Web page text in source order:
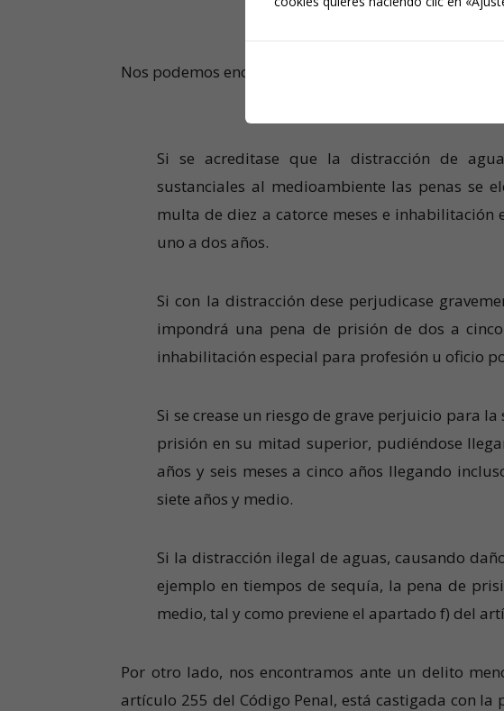
Nos podemos encontrar, por tanto, ante varios
Si se acreditase que la distracción de
sustanciales al medioambiente las penas se
multa de diez a catorce meses e
uno a dos años.
Si con la distracción dese perjudicase
impondrá una pena de prisión de dos a
inhabilitación especial para profesión u oficio
Si se crease un riesgo de grave perjuicio para
prisión en su mitad superior, pudiéndose
años y seis meses a cinco años llegando
siete años y medio.
Si la distracción ilegal de aguas, causando
ejemplo en tiempos de sequía, la pena de
medio, tal y como previene el apartado f) del
Por otro lado, nos encontramos ante un delito
artículo 255 del Código Penal, está castigada con